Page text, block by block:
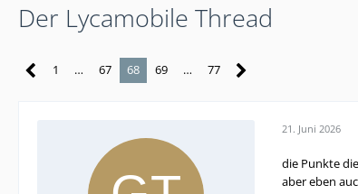
Der Lycamobile Thread
1 … 67 68 69 … 77
21. Juni 2026
die Punkte
aber eben